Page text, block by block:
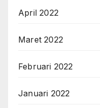
April 2022
Maret 2022
Februari 2022
Januari 2022